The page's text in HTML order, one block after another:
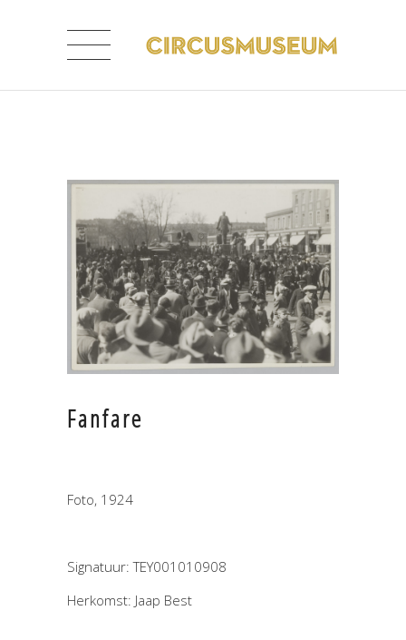
Fanfare
Foto, 1924
Signatuur: TEY001010908
Herkomst: Jaap Best